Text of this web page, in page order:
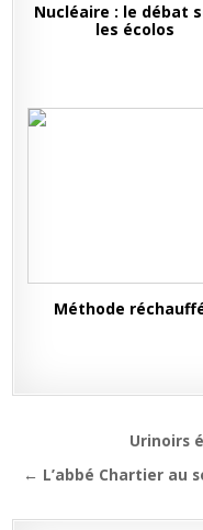
Nucléaire : le débat
les écolos
Méthode
Navigation
de
Urinoirs
← L’abbé Chartier au